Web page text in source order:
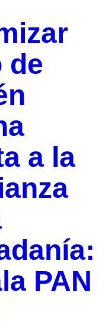
de
a la
PAN